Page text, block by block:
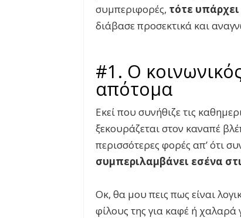
συμπεριφορές, τότε
διάβασε προσεκτικά και
#1. Ο
απότομα
Εκεί που συνήθιζε τις
ξεκουράζεται στον καναπέ
περισσότερες φορές απ’ ότι
συμπεριλαμβάνει εσένα
Οκ, θα μου πεις πως είναι
φίλους της για καφέ ή χαλαρά